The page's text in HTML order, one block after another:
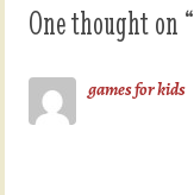
One thought on “
games for kids